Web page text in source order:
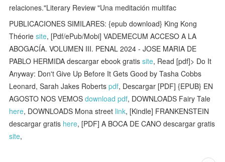
relaciones."Literary Review "Una meditación multifac
PUBLICACIONES SIMILARES: {epub download} King Kong
Théoriesite, [Pdf/ePub/Mobi] VADEMECUM ACCESO A LA
ABOGACÍA. VOLUMEN III. PENAL 2024 - JOSE MARIA DE
PABLO HERMIDA descargar ebook gratissite, Read [pdf]> Do It
Anyway: Don't Give Up Before It Gets Good by Tasha Cobbs
Leonard, Sarah Jakes Robertspdf, Descargar [PDF] {EPUB} EN
AGOSTO NOS VEMOSdownload pdf, DOWNLOADS Fairy Tale
here, DOWNLOADS Mona street link, [Kindle] FRANKENSTEIN
descargar gratis here, [PDF] A BOCA DE CANO descargar gratis
site,